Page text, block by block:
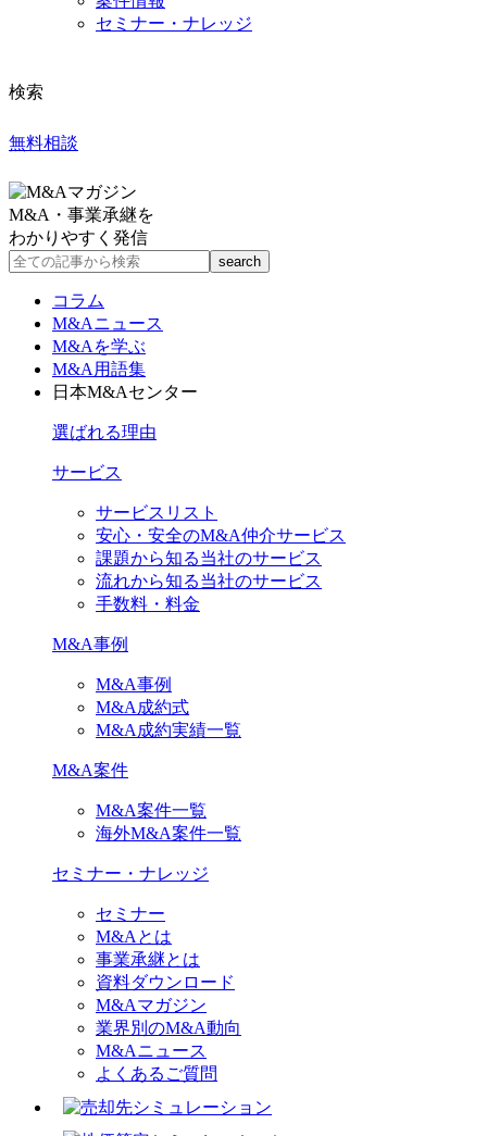
セミナー・ナレッジ
検索
無料相談
M&A・事業承継を
わかりやすく発信
コラム
M&Aニュース
M&Aを学ぶ
M&A用語集
日本M&Aセンター
選ばれる理由
サービス
サービスリスト
安心・安全のM&A仲介サービス
課題から知る当社のサービス
流れから知る当社のサービス
手数料・料金
M&A事例
M&A事例
M&A成約式
M&A成約実績一覧
M&A案件
M&A案件一覧
海外M&A案件一覧
セミナー・ナレッジ
セミナー
M&Aとは
事業承継とは
資料ダウンロード
M&Aマガジン
業界別のM&A動向
M&Aニュース
よくあるご質問